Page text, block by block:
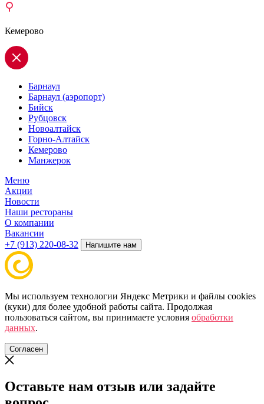
Кемерово
Барнаул
Барнаул (аэропорт)
Бийск
Рубцовск
Новоалтайск
Горно-Алтайск
Кемерово
Манжерок
Меню
Акции
Новости
Наши рестораны
О компании
Вакансии
+7 (913) 220-08-32
Напишите нам
Мы используем технологии Яндекс Метрики и файлы cookies
(куки) для более удобной работы сайта. Продолжая
пользоваться сайтом, вы принимаете условия обработки
данных.
Согласен
Оставьте нам отзыв или задайте